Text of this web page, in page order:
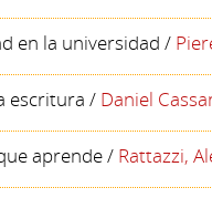
en la universidad /
escritura / Daniel
aprende/ Rattazzi,